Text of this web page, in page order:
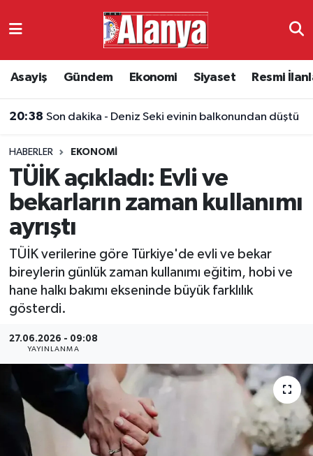
Asayiş Gündem Ekonomi Siyaset Resmi
20:38 Son dakika - Deniz Seki evinin balkonundan düştü
HABERLER EKONOMI
TÜİK açıkladı: Evli ve
bekarların zaman kullanımı
ayrıştı
TÜİK verilerine göre Türkiye'de evli ve bekar
bireylerin günlük zaman kullanımı eğitim, hobi ve
hane halkı bakımı ekseninde büyük farklılık
gösterdi.
27.06.2026 - 09:08
YAYINLANMA
Ekonomi
Resmi İlanlar
Alanyaspor
Turizm
E-Gazete
Antalya Namaz Vakitleri
Süper Lig Puan Durumu ve Fikstür
Tüm Manşetler
Son Dakika Haberleri
Haber Arşivi